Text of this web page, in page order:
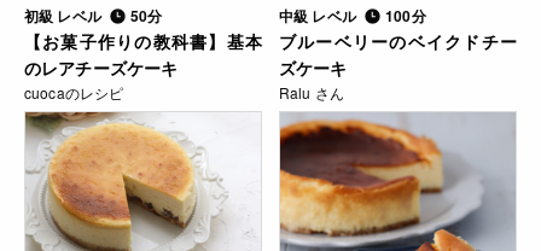
初級 レベル 50分
【お菓子作りの教科書】基本
のレアチーズケーキ
cuocaのレシピ
中級 レベル 100分
ブルーベリーのベイクドチー
ズケーキ
Ralu さん